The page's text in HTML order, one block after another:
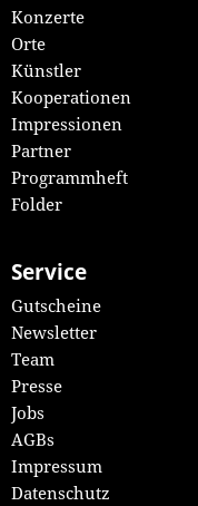
Konzerte
Orte
Künstler
Kooperationen
Impressionen
Partner
Programmheft
Folder
Service
Gutscheine
Newsletter
Team
Presse
Jobs
AGBs
Impressum
Datenschutz